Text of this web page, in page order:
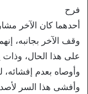
فرح
أحدهما كان الآخر
وقف الآخر بجانبه،
على هذا الحال، وذات
وأوصاه بعدم
وأفشى هذا السر